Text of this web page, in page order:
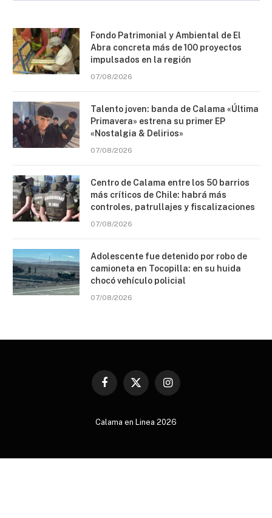
Fondo Patrimonial y Ambiental de El
Abra concreta más de 100 proyectos
impulsados en la región
07/08/2026
Talento joven: banda de Calama «Última
Primavera» estrena su primer EP
«Nostalgia & Delirios»
07/08/2026
Centro de Calama entre los 50 barrios
más críticos de Chile: habrá más
controles, patrullajes y fiscalizaciones
07/08/2026
Adolescente fue detenido por robo de
camioneta en Tocopilla: en su huida
chocó vehículo policial
07/08/2026
Facebook
X
Instagram
Calama en Linea 2026